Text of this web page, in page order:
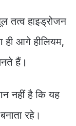
तत्व हाइड्रोजन
ही आगे हीलियम,
हैं।
नहीं है कि यह
रहे।